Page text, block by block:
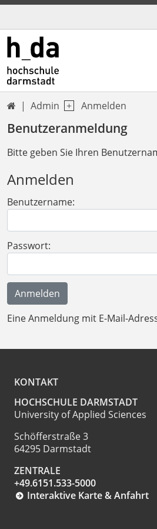
 Admin Anmelden
Benutzeranmeldung
Bitte geben Sie Ihren
Anmelden
Benutzername:
Passwort:
Eine Anmeldung mit E-Mail-
KONTAKT
HOCHSCHULE DARMSTADT
University of Applied Sciences
Schöfferstraße 3
64295 Darmstadt
ZENTRALE
+49.6151.533-5000
Interaktive Karte & Anfahrt